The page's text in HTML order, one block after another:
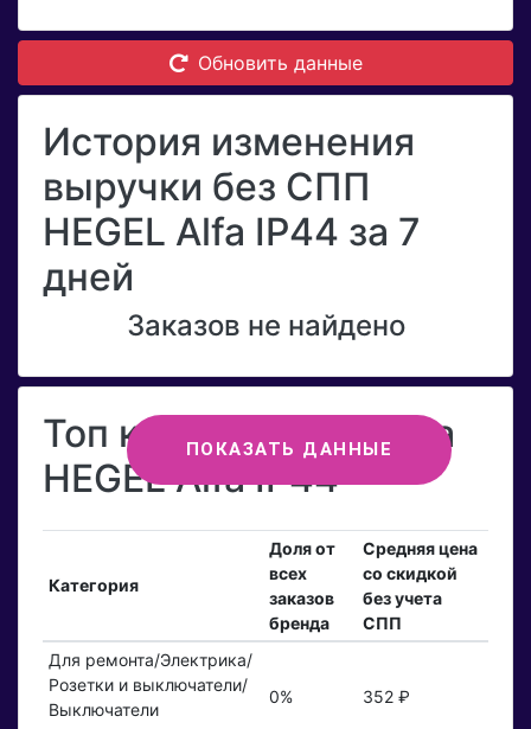
Обновить данные
История изменения
выручки без СПП
HEGEL Alfa IP44 за 7
дней
ПОКАЗАТЬ ДАННЫЕ
Заказов не найдено
Топ категорий бренда
HEGEL Alfa IP44
Категория
Доля от
всех
заказов
бренда
Средняя цена
со скидкой
без учета
СПП
Для ремонта/Электрика/
Розетки и выключатели/
Выключатели
0% 352 ₽